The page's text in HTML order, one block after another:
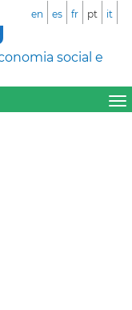
social e
en es fr pt it